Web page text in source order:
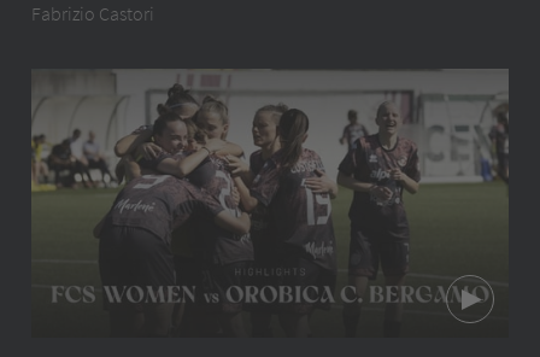
Fabrizio Castori